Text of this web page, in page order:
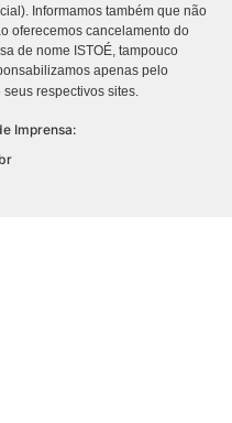
Informamos também que não
oferecemos cancelamento do
de nome ISTOÉ, tampouco
apenas pelo
seus respectivos sites.
Imprensa: